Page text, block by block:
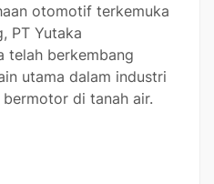
otomotif terkemuka
PT Yutaka
telah berkembang
utama dalam industri
di tanah air.
MM2100, Cikarang